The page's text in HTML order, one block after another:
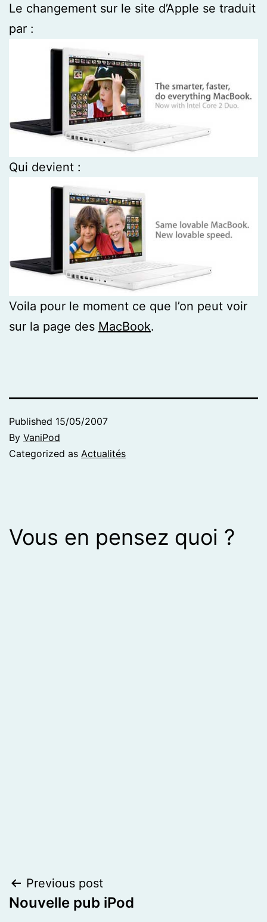
Le changement sur le site d’Apple se traduit
par :
Qui devient :
Voila pour le moment ce que l’on peut voir
sur la page des MacBook.
Published 15/05/2007
By VaniPod
Categorized as Actualités
Vous en pensez quoi ?
Post
navigation
Previous post
Nouvelle pub iPod